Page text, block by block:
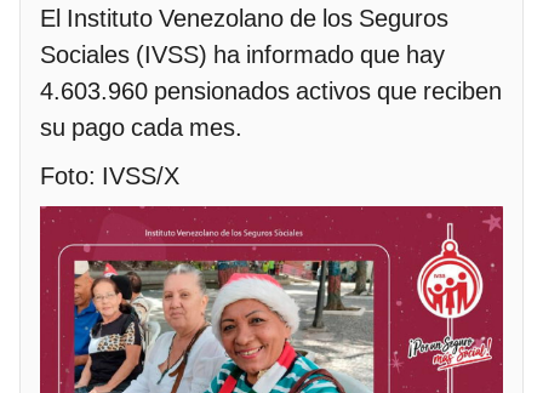
El Instituto Venezolano de los Seguros
Sociales (IVSS) ha informado que hay
4.603.960 pensionados activos que reciben
su pago cada mes.
Foto: IVSS/X